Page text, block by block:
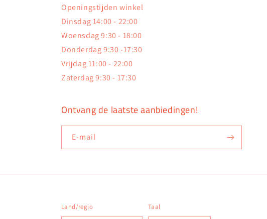
Openingstijden winkel
Dinsdag 14:00 - 22:00
Woensdag 9:30 - 18:00
Donderdag 9:30 -17:30
Vrijdag 11:00 - 22:00
Zaterdag 9:30 - 17:30
Ontvang de laatste aanbiedingen!
E‑mail
Land/regio Taal